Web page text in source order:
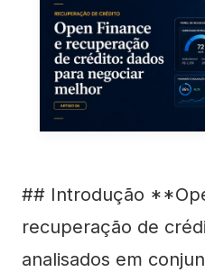
## Introdução
recuperação de
analisados em